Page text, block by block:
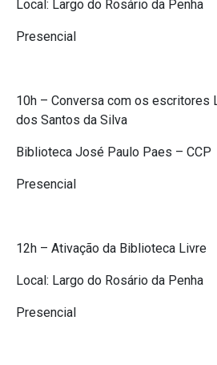
Local: Largo do Rosário da Penha
Presencial
10h – Conversa com os escritores
dos Santos da Silva
Biblioteca José Paulo Paes – CCP
Presencial
12h – Ativação da Biblioteca Livre
Local: Largo do Rosário da Penha
Presencial